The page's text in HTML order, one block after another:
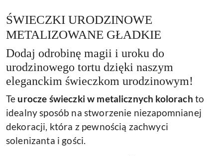
ŚWIECZKI URODZINOWE
METALIZOWANE GŁADKIE
Dodaj odrobinę magii i uroku do
urodzinowego tortu dzięki naszym
eleganckim świeczkom urodzinowym!
Te urocze świeczki w metalicznych kolorach to
idealny sposób na stworzenie niezapomnianej
dekoracji, która z pewnością zachwyci
solenizanta i gości.